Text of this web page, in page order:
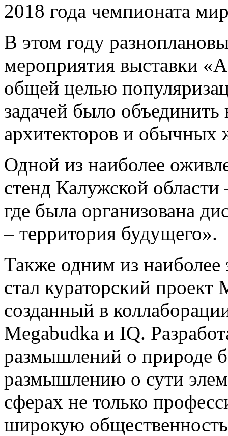
2018 года чемпионата
В этом году
мероприятия выставки
общей целью
задачей было
архитекторов и обычных
Одной из наиболее
стенд Калужской
где была организована
– территория будущего».
Также одним из
стал кураторский
созданный в
Megabudka и IQ.
размышлений о природе
размышлению о сути
сферах не только
широкую